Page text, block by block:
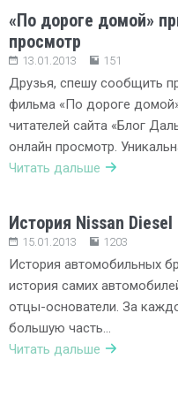
«По дороге домой»
просмотр
13.01.2013 151
Друзья, спешу сообщить
фильма «По дороге
читателей сайта «Блог
онлайн просмотр.
Читать дальше
История Nissan
15.01.2013 1203
История автомобильных
история самих
отцы-основатели. За
большую часть…
Читать дальше